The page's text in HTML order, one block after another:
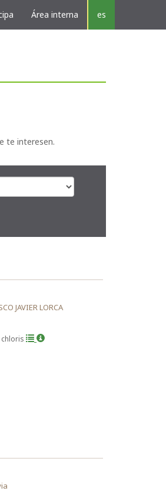
Área interna es
te interesen.
JAVIER LORCA
chloris